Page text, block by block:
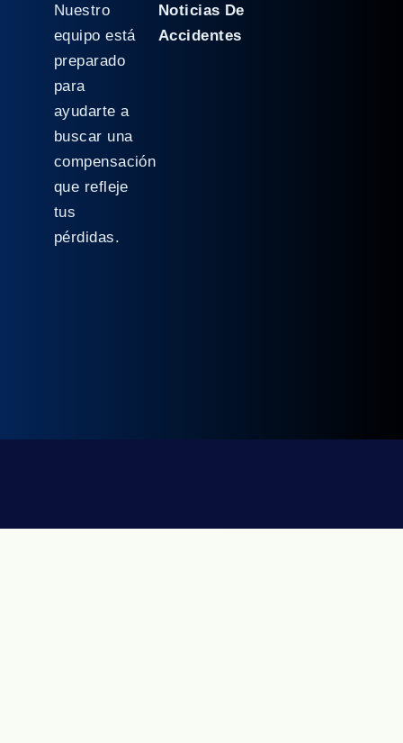
Nuestro
equipo está
preparado
para
ayudarte a
buscar una
compensación
que refleje
tus
pérdidas.
Noticias De
Accidentes